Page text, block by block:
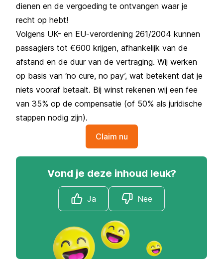
dienen en de vergoeding te ontvangen waar je
recht op hebt!
Volgens UK- en EU-verordening 261/2004 kunnen
passagiers tot €600 krijgen, afhankelijk van de
afstand en de duur van de vertraging. Wij werken
op basis van ‘no cure, no pay’, wat betekent dat je
niets vooraf betaalt. Bij winst rekenen wij een fee
van 35% op de compensatie (of 50% als juridische
stappen nodig zijn).
Claim nu
Vond je deze inhoud leuk?
Ja Nee